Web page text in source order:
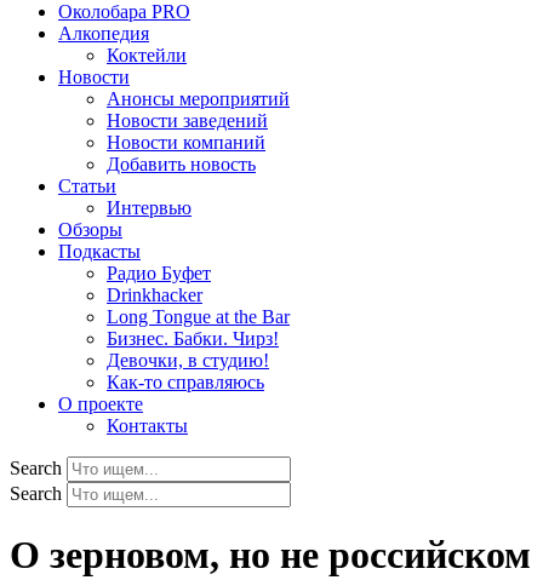
Околобара PRO
Алкопедия
Коктейли
Новости
Анонсы мероприятий
Новости заведений
Новости компаний
Добавить новость
Статьи
Интервью
Обзоры
Подкасты
Радио Буфет
Drinkhacker
Long Tongue at the Bar
Бизнес. Бабки. Чирз!
Девочки, в студию!
Как-то справляюсь
О проекте
Контакты
Search
Search
О зерновом, но не российском